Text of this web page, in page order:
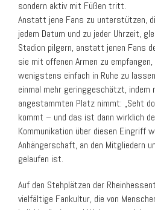
sondern aktiv mit Füßen tritt.
Anstatt jene Fans zu unterstützen,
jedem Datum und zu jeder Uhrzeit,
Stadion pilgern, anstatt jenen Fans
sie mit offenen Armen zu
wenigstens einfach in Ruhe zu
einmal mehr geringgeschätzt, indem
angestammten Platz nimmt: „Seht
kommt – und das ist dann wirklich
Kommunikation über diesen Eingriff
Anhängerschaft, an den Mitgliedern
gelaufen ist.
Auf den Stehplätzen der
vielfältige Fankultur, die von